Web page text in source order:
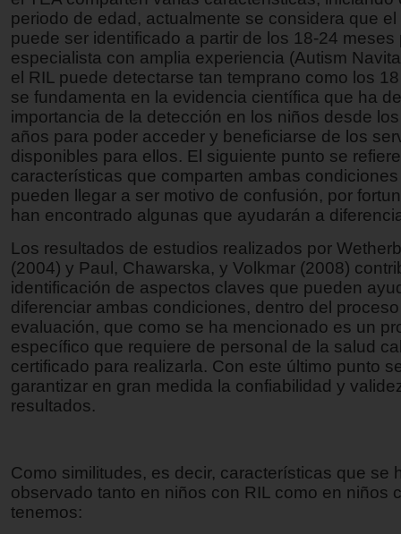
periodo de edad, actualmente se considera que el
puede ser identificado a partir de los 18-24 meses
especialista con amplia experiencia (Autism
el RIL puede detectarse tan temprano como los
se fundamenta en la evidencia científica que ha
importancia de la detección en los niños desde
años para poder acceder y beneficiarse de los
disponibles para ellos. El siguiente punto se
características que comparten ambas
pueden llegar a ser motivo de confusión, por
han encontrado algunas que ayudarán a
Los resultados de estudios realizados por
(2004) y Paul, Chawarska, y Volkmar (2008)
identificación de aspectos claves que pueden
diferenciar ambas condiciones, dentro del
evaluación, que como se ha mencionado es un
específico que requiere de personal de la salud
certificado para realizarla. Con este último punto
garantizar en gran medida la confiabilidad y
resultados.
Como similitudes, es decir, características que se
observado tanto en niños con RIL como en niños
tenemos: